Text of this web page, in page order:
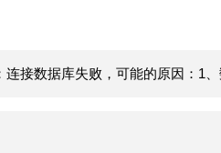
连接数据库失败，可能的原因：1